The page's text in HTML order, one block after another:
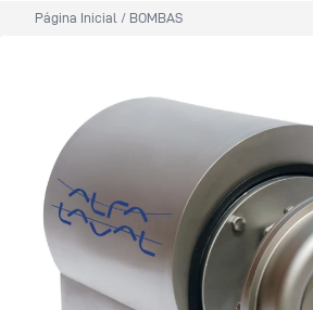
Página Inicial / BOMBAS